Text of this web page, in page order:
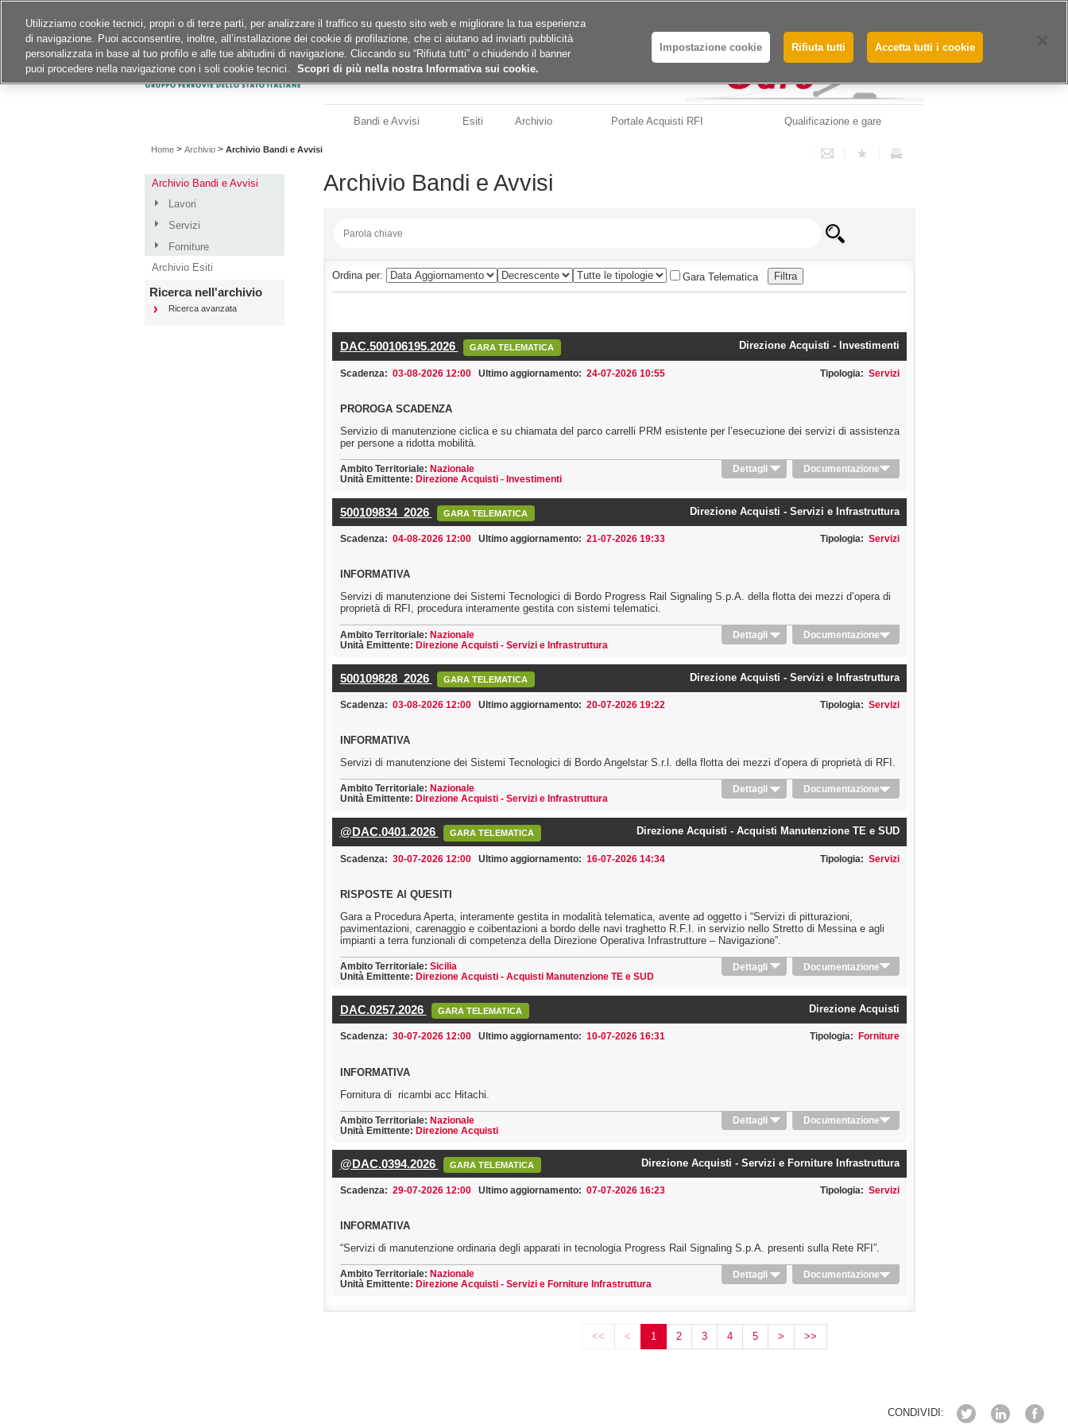
AA A
Bandi e Avvisi Esiti Archivio Portale Acquisti RFI Qualificazione e gare
Home > Archivio > Archivio Bandi e Avvisi
Archivio Bandi e Avvisi
Lavori
Servizi
Forniture
Archivio Esiti
Ricerca nell'archivio
Ricerca avanzata
Archivio Bandi e Avvisi
Ordina per: Gara Telematica
DAC.500106195.2026 GARA TELEMATICA Direzione Acquisti - Investimenti
Scadenza: 03-08-2026 12:00 Ultimo aggiornamento: 24-07-2026 10:55 Tipologia: Servizi
PROROGA SCADENZA
Servizio di manutenzione ciclica e su chiamata del parco carrelli PRM esistente per l’esecuzione dei servizi di assistenza
per persone a ridotta mobilità.
Documentazione
Dettagli
Ambito Territoriale: Nazionale
Unità Emittente: Direzione Acquisti - Investimenti
500109834_2026 GARA TELEMATICA Direzione Acquisti - Servizi e Infrastruttura
Scadenza: 04-08-2026 12:00 Ultimo aggiornamento: 21-07-2026 19:33 Tipologia: Servizi
INFORMATIVA
Servizi di manutenzione dei Sistemi Tecnologici di Bordo Progress Rail Signaling S.p.A. della flotta dei mezzi d’opera di
proprietà di RFI, procedura interamente gestita con sistemi telematici.
Documentazione
Dettagli
Ambito Territoriale: Nazionale
Unità Emittente: Direzione Acquisti - Servizi e Infrastruttura
500109828_2026 GARA TELEMATICA Direzione Acquisti - Servizi e Infrastruttura
Scadenza: 03-08-2026 12:00 Ultimo aggiornamento: 20-07-2026 19:22 Tipologia: Servizi
INFORMATIVA
Servizi di manutenzione dei Sistemi Tecnologici di Bordo Angelstar S.r.l. della flotta dei mezzi d’opera di proprietà di RFI.
Documentazione
Dettagli
Ambito Territoriale: Nazionale
Unità Emittente: Direzione Acquisti - Servizi e Infrastruttura
@DAC.0401.2026 GARA TELEMATICA Direzione Acquisti - Acquisti Manutenzione TE e SUD
Scadenza: 30-07-2026 12:00 Ultimo aggiornamento: 16-07-2026 14:34 Tipologia: Servizi
RISPOSTE AI QUESITI
Gara a Procedura Aperta, interamente gestita in modalità telematica, avente ad oggetto i “Servizi di pitturazioni,
pavimentazioni, carenaggio e coibentazioni a bordo delle navi traghetto R.F.I. in servizio nello Stretto di Messina e agli
impianti a terra funzionali di competenza della Direzione Operativa Infrastrutture – Navigazione”.
Documentazione
Dettagli
Ambito Territoriale: Sicilia
Unità Emittente: Direzione Acquisti - Acquisti Manutenzione TE e SUD
DAC.0257.2026 GARA TELEMATICA Direzione Acquisti
Scadenza: 30-07-2026 12:00 Ultimo aggiornamento: 10-07-2026 16:31 Tipologia: Forniture
INFORMATIVA
Fornitura di ricambi acc Hitachi.
Documentazione
Dettagli
Ambito Territoriale: Nazionale
Unità Emittente: Direzione Acquisti
@DAC.0394.2026 GARA TELEMATICA Direzione Acquisti - Servizi e Forniture Infrastruttura
Scadenza: 29-07-2026 12:00 Ultimo aggiornamento: 07-07-2026 16:23 Tipologia: Servizi
INFORMATIVA
“Servizi di manutenzione ordinaria degli apparati in tecnologia Progress Rail Signaling S.p.A. presenti sulla Rete RFI”.
Documentazione
Dettagli
Ambito Territoriale: Nazionale
Unità Emittente: Direzione Acquisti - Servizi e Forniture Infrastruttura
<< < 1 2 3 4 5 > >>
CONDIVIDI:
Utilizziamo cookie tecnici, propri o di terze parti, per analizzare il traffico su questo sito web e migliorare la tua esperienza
di navigazione. Puoi acconsentire, inoltre, all’installazione dei cookie di profilazione, che ci aiutano ad inviarti pubblicità
personalizzata in base al tuo profilo e alle tue abitudini di navigazione. Cliccando su “Rifiuta tutti” o chiudendo il banner
puoi procedere nella navigazione con i soli cookie tecnici.
Scopri di più nella nostra Informativa sui cookie.
Impostazione cookie Rifiuta tutti Accetta tutti i cookie